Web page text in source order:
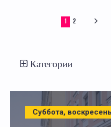
1 2
Категории
Суббота,